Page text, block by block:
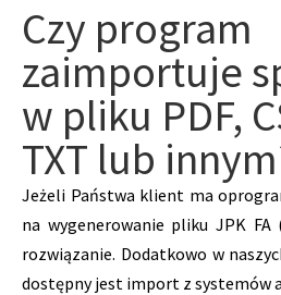
Czy program
zaimportuje
w pliku PDF,
TXT lub
Jeżeli Państwa klient ma
na wygenerowanie pliku JPK
rozwiązanie. Dodatkowo w
dostępny jest import z systemów